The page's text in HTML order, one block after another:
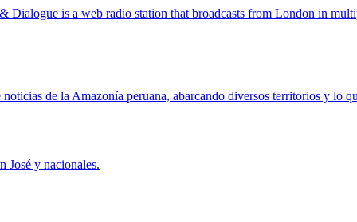
is a web radio station that broadcasts from London in
de la Amazonía peruana, abarcando diversos territorios y lo
José y nacionales.